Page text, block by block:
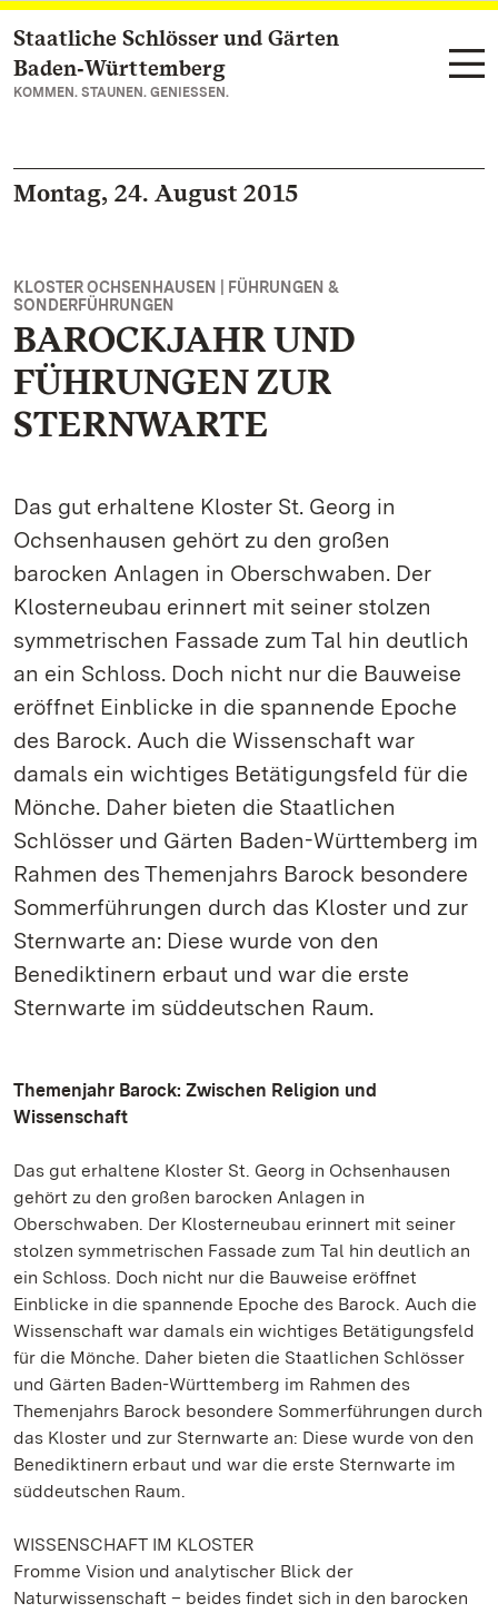
Zum Hauptinhalt springen
Staatliche Schlösser und Gärten
Baden‑Württemberg
KOMMEN. STAUNEN. GENIESSEN.
Montag, 24. August 2015
KLOSTER OCHSENHAUSEN | FÜHRUNGEN &
SONDERFÜHRUNGEN
BAROCKJAHR UND
FÜHRUNGEN ZUR
STERNWARTE
Das gut erhaltene Kloster St. Georg in
Ochsenhausen gehört zu den großen
barocken Anlagen in Oberschwaben. Der
Klosterneubau erinnert mit seiner stolzen
symmetrischen Fassade zum Tal hin deutlich
an ein Schloss. Doch nicht nur die Bauweise
eröffnet Einblicke in die spannende Epoche
des Barock. Auch die Wissenschaft war
damals ein wichtiges Betätigungsfeld für die
Mönche. Daher bieten die Staatlichen
Schlösser und Gärten Baden-Württemberg im
Rahmen des Themenjahrs Barock besondere
Sommerführungen durch das Kloster und zur
Sternwarte an: Diese wurde von den
Benediktinern erbaut und war die erste
Sternwarte im süddeutschen Raum.
Themenjahr Barock: Zwischen Religion und
Wissenschaft
Das gut erhaltene Kloster St. Georg in Ochsenhausen
gehört zu den großen barocken Anlagen in
Oberschwaben. Der Klosterneubau erinnert mit seiner
stolzen symmetrischen Fassade zum Tal hin deutlich an
ein Schloss. Doch nicht nur die Bauweise eröffnet
Einblicke in die spannende Epoche des Barock. Auch die
Wissenschaft war damals ein wichtiges Betätigungsfeld
für die Mönche. Daher bieten die Staatlichen Schlösser
und Gärten Baden-Württemberg im Rahmen des
Themenjahrs Barock besondere Sommerführungen durch
das Kloster und zur Sternwarte an: Diese wurde von den
Benediktinern erbaut und war die erste Sternwarte im
süddeutschen Raum.
WISSENSCHAFT IM KLOSTER
Fromme Vision und analytischer Blick der
Naturwissenschaft – beides findet sich in den barocken